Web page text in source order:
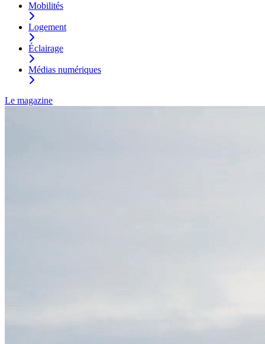
Mobilités
Logement
Éclairage
Médias numériques
Le magazine